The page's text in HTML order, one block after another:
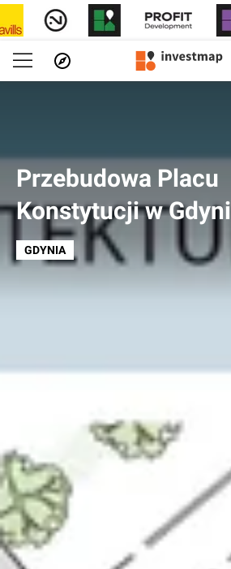
Przebudowa Placu
Konstytucji w Gdyni
GDYNIA